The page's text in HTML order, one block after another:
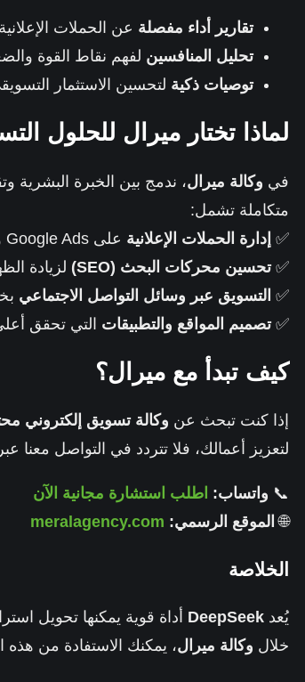
تقارير أداء مفصلة عن الحملات
تحليل المنافسين لفهم نقاط القوة
توصيات ذكية لتحسين الاستثمار
لماذا تختار ميرال للحلول
في وكالة ميرال
متكاملة تشمل:
✅ إدارة الحملات الإعلانية على Google Ads وMeta.
✅تحسين محركات البحث (SEO)
لزيادة
✅ التسويق عبر وسائل التواصل الاجتماعي
✅تصميم المواقع والتطبيقات التي تحقق
كيف تبدأ مع ميرال؟
إذا كنت تبحث عن وكالة تسويق إلكتروني
لتعزيز أعمالك، فلا تتردد في التواصل معنا
📞 واتساب: اطلب استشارة مجانية الآن
🌐 الموقع الرسمي: meralagency.com
الخلاصة
يُعد DeepSeek أداة قوية يمكنها تحويل
خلال وكالة ميرال، يمكنك الاستفادة من هذه